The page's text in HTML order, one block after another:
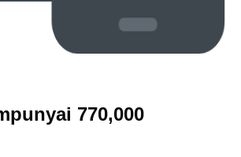
770,000